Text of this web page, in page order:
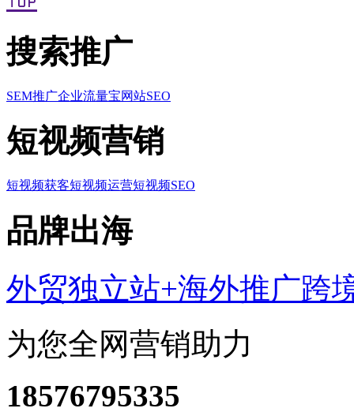
搜索推广
SEM推广企业流量宝网站SEO
短视频营销
短视频获客短视频运营短视频SEO
品牌出海
外贸独立站+海外推广跨
为您全网营销助力
18576795335